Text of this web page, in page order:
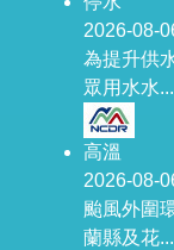
2026-08-
為提升供
眾用水水...
高溫
2026-08-
颱風外圍
蘭縣及花...